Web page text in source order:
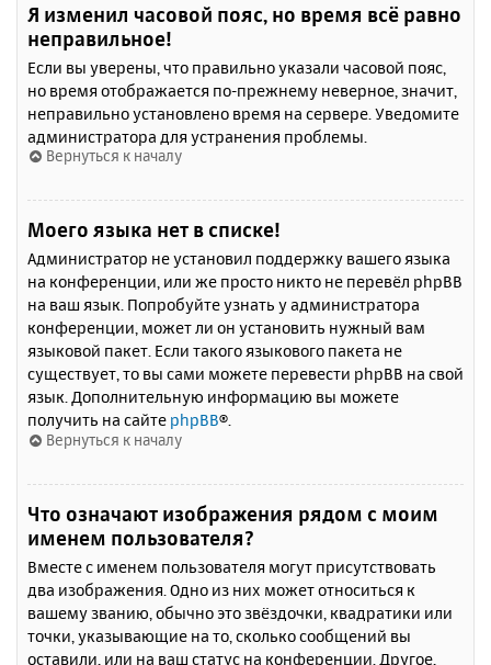
Я изменил часовой пояс, но время всё равно
неправильное!
Если вы уверены, что правильно указали часовой пояс,
но время отображается по-прежнему неверное, значит,
неправильно установлено время на сервере. Уведомите
администратора для устранения проблемы.
Вернуться к началу
Моего языка нет в списке!
Администратор не установил поддержку вашего языка
на конференции, или же просто никто не перевёл phpBB
на ваш язык. Попробуйте узнать у администратора
конференции, может ли он установить нужный вам
языковой пакет. Если такого языкового пакета не
существует, то вы сами можете перевести phpBB на свой
язык. Дополнительную информацию вы можете
получить на сайте phpBB®.
Вернуться к началу
Что означают изображения рядом с моим
именем пользователя?
Вместе с именем пользователя могут присутствовать
два изображения. Одно из них может относиться к
вашему званию, обычно это звёздочки, квадратики или
точки, указывающие на то, сколько сообщений вы
оставили, или на ваш статус на конференции. Другое,